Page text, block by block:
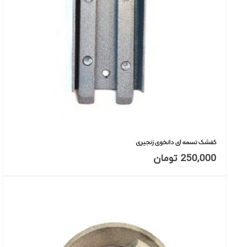
کفشک تسمه ای دانخوی زنجیری
250,000 تومان